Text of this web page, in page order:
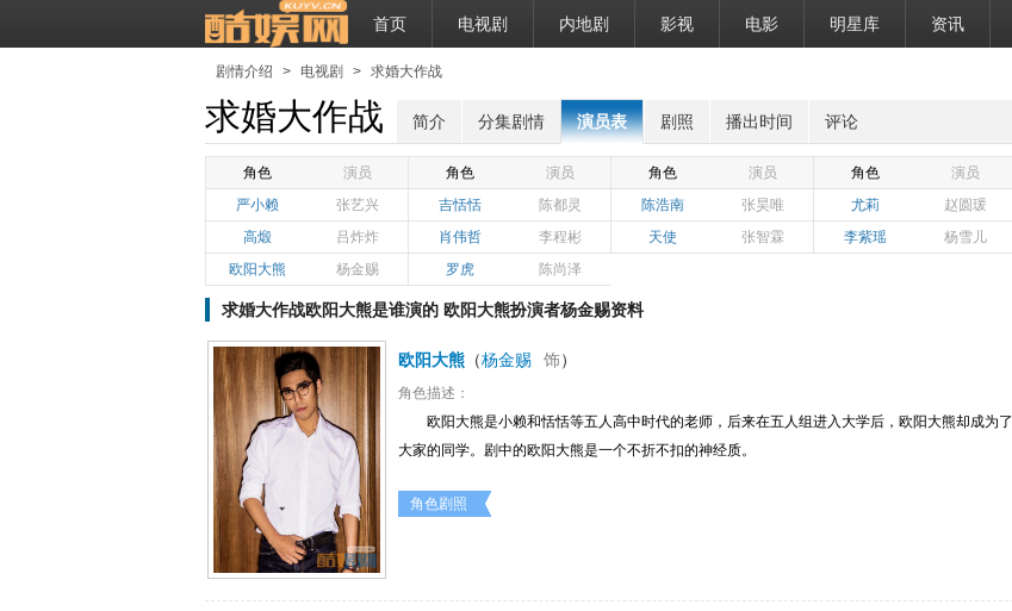
首页 电视剧 内地剧 影视 电影 明星库 资讯
剧情介绍 > 电视剧 > 求婚大作战
求婚大作战 简介 分集剧情 演员表 剧照 播出时间 评论
角色 演员 角色 演员 角色 演员 角色
演员
严小赖
张艺兴 吉恬恬 陈都灵 陈浩南 张昊唯 尤莉
赵圆瑗
高煅
吕炸炸 肖伟哲 李程彬 天使 张智霖 李紫瑶
杨雪儿
欧阳大熊
杨金赐 罗虎 陈尚泽
求婚大作战欧阳大熊是谁演的 欧阳大熊扮演者杨金赐资料
欧阳大熊 （杨金赐 饰）
角色描述：
欧阳大熊是小赖和恬恬等五人高中时代的老师，后来在五人组进入大学后，欧阳大熊却成为了
大家的同学。剧中的欧阳大熊是一个不折不扣的神经质。
角色剧照